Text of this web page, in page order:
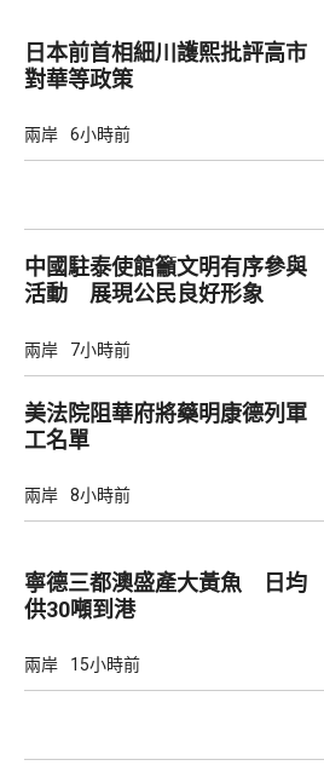
日本前首相細川護熙批評高市
對華等政策
兩岸 6小時前
中國駐泰使館籲文明有序參與
活動 展現公民良好形象
兩岸 7小時前
美法院阻華府將藥明康德列軍
工名單
兩岸 8小時前
寧德三都澳盛產大黃魚 日均
供30噸到港
兩岸 15小時前